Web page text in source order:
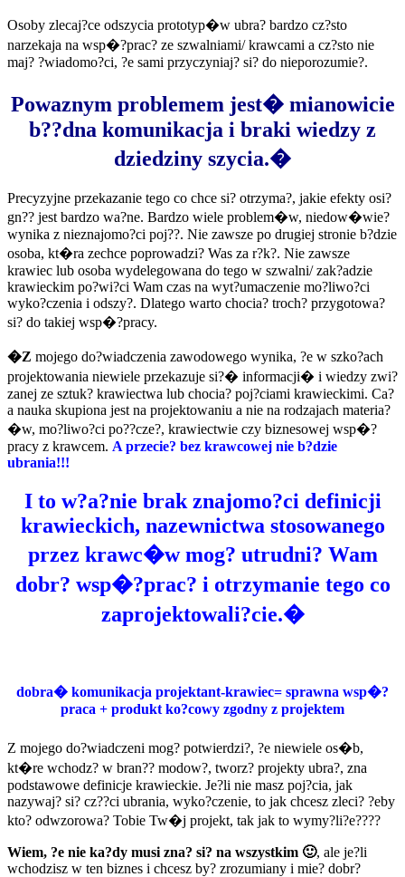
Osoby zlecaj?ce odszycia prototyp�w ubra? bardzo cz?sto
narzekaja na wsp�?prac? ze szwalniami/ krawcami a cz?sto nie
maj? ?wiadomo?ci, ?e sami przyczyniaj? si? do nieporozumie?.
Powaznym problemem jest� mianowicie
b??dna komunikacja i braki wiedzy z
dziedziny szycia.�
Precyzyjne przekazanie tego co chce si? otrzyma?, jakie efekty osi?
gn?? jest bardzo wa?ne. Bardzo wiele problem�w, niedow�wie?
wynika z nieznajomo?ci poj??. Nie zawsze po drugiej stronie b?dzie
osoba, kt�ra zechce poprowadzi? Was za r?k?. Nie zawsze
krawiec lub osoba wydelegowana do tego w szwalni/ zak?adzie
krawieckim po?wi?ci Wam czas na wyt?umaczenie mo?liwo?ci
wyko?czenia i odszy?. Dlatego warto chocia? troch? przygotowa?
si? do takiej wsp�?pracy.
�Z mojego do?wiadczenia zawodowego wynika, ?e w szko?ach
projektowania niewiele przekazuje si?� informacji� i wiedzy zwi?
zanej ze sztuk? krawiectwa lub chocia? poj?ciami krawieckimi. Ca?
a nauka skupiona jest na projektowaniu a nie na rodzajach materia?
�w, mo?liwo?ci po??cze?, krawiectwie czy biznesowej wsp�?
pracy z krawcem. A przecie? bez krawcowej nie b?dzie
ubrania!!!
I to w?a?nie brak znajomo?ci definicji
krawieckich, nazewnictwa stosowanego
przez krawc�w mog? utrudni? Wam
dobr? wsp�?prac? i otrzymanie tego co
zaprojektowali?cie.�
dobra� komunikacja projektant-krawiec= sprawna wsp�?
praca + produkt ko?cowy zgodny z projektem
Z mojego do?wiadczeni mog? potwierdzi?, ?e niewiele os�b,
kt�re wchodz? w bran?? modow?, tworz? projekty ubra?, zna
podstawowe definicje krawieckie. Je?li nie masz poj?cia, jak
nazywaj? si? cz??ci ubrania, wyko?czenie, to jak chcesz zleci? ?eby
kto? odwzorowa? Tobie Tw�j projekt, tak jak to wymy?li?e????
Wiem, ?e nie ka?dy musi zna? si? na wszystkim 🙂, ale je?li
wchodzisz w ten biznes i chcesz by? zrozumiany i mie? dobr?